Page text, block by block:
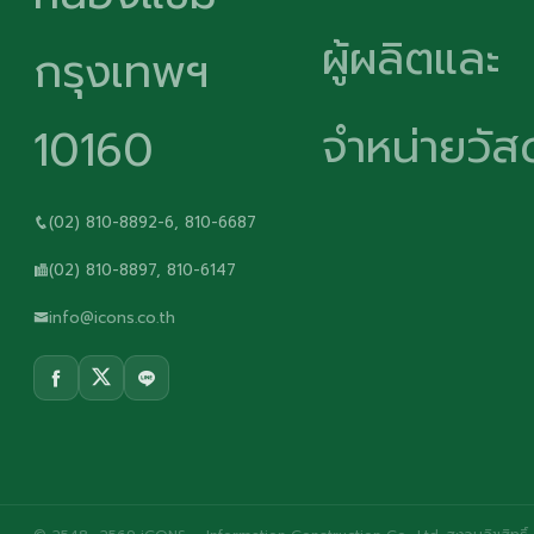
กรุงเทพฯ
10160
(02) 810-8892-6, 810-6687
(02) 810-8897, 810-6147
info@icons.co.th
ผู้ผลิตและ
จำหน่ายวั